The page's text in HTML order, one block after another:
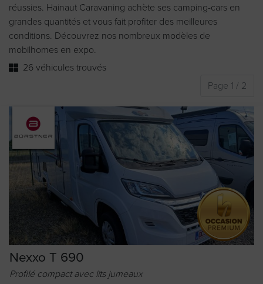
réussies. Hainaut Caravaning achète ses camping-cars en
grandes quantités et vous fait profiter des meilleures
conditions. Découvrez nos nombreux modèles de
mobilhomes en expo.
26 véhicules trouvés
Page 1 / 2
Nexxo T 690
Profilé compact avec lits jumeaux